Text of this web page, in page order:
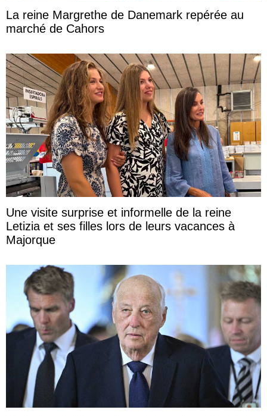
La reine Margrethe de Danemark repérée au
marché de Cahors
Une visite surprise et informelle de la reine
Letizia et ses filles lors de leurs vacances à
Majorque